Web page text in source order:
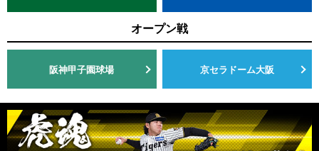
オープン戦
阪神甲子園球場 京セラドーム大阪